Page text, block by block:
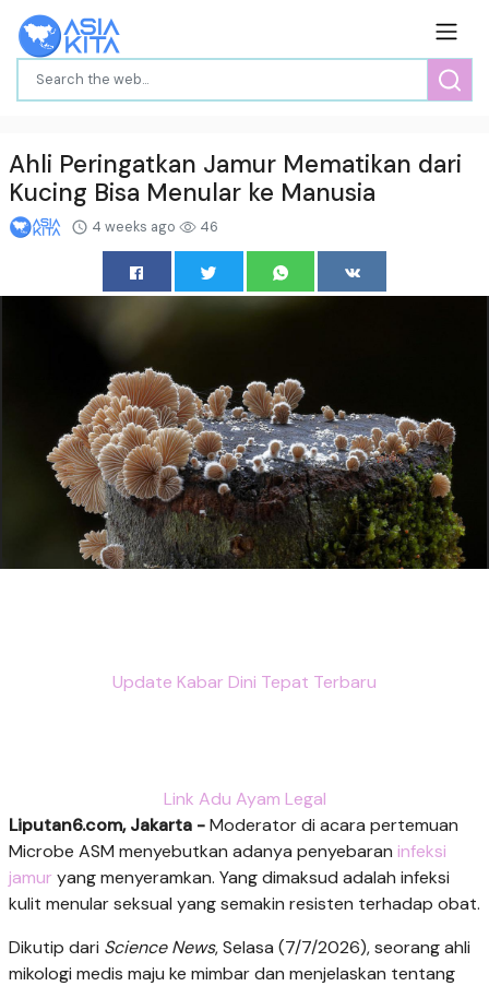
Ahli Peringatkan Jamur Mematikan dari
Kucing Bisa Menular ke Manusia
4 weeks ago 46
Update Kabar Dini Tepat Terbaru
Link Adu Ayam Legal
Liputan6.com, Jakarta -Moderator di acara pertemuan
Microbe ASM menyebutkan adanya penyebaran infeksi
jamur yang menyeramkan. Yang dimaksud adalah infeksi
kulit menular seksual yang semakin resisten terhadap obat.
Dikutip dari Science News, Selasa (7/7/2026), seorang ahli
mikologi medis maju ke mimbar dan menjelaskan tentang